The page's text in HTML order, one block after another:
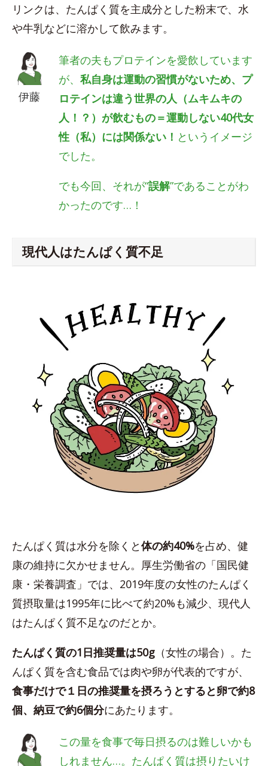
リンクは、たんぱく質を主成分とした粉末で、水
や牛乳などに溶かして飲みます。
伊藤
筆者の夫もプロテインを愛飲しています
が、私自身は運動の習慣がないため、プ
ロテインは違う世界の人（ムキムキの
人！？）が飲むもの＝運動しない40代女
性（私）には関係ない！ というイメージ
でした。
でも今回、それが“誤解”であることがわ
かったのです…！
現代人はたんぱく質不足
たんぱく質は水分を除くと体の約40%を占め、健
康の維持に欠かせません。厚生労働省の「国民健
康・栄養調査」では、2019年度の女性のたんぱく
質摂取量は1995年に比べて約20%も減少、現代人
はたんぱく質不足なのだとか。
たんぱく質の1日推奨量は50g （女性の場合）。た
んぱく質を含む食品では肉や卵が代表的ですが、
食事だけで１日の推奨量を摂ろうとすると卵で約8
個、納豆で約6個分にあたります。
この量を食事で毎日摂るのは難しいかも
しれません…。たんぱく質は摂りたいけ